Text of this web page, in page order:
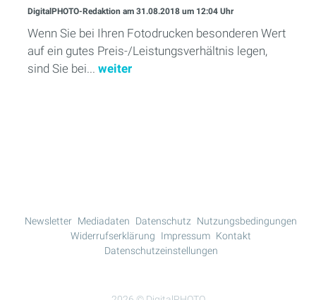
DigitalPHOTO-Redaktion am 31.08.2018 um 12:04 Uhr
Wenn Sie bei Ihren Fotodrucken besonderen Wert
auf ein gutes Preis-/Leistungsverhältnis legen,
sind Sie bei... weiter
Newsletter Mediadaten Datenschutz
Nutzungsbedingungen
Widerrufserklärung
Impressum Kontakt
Datenschutzeinstellungen